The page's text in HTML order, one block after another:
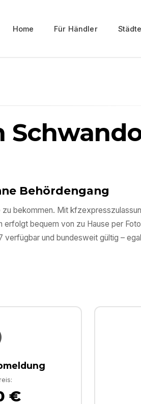
Home Für Händler Städte
Behördengang
bekommen. Mit
bequem von zu Hause per
und bundesweit gültig –
€